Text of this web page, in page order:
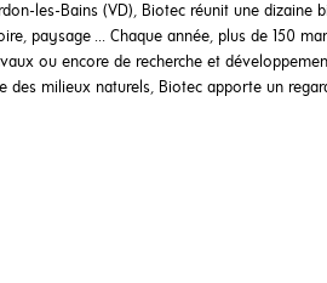
les-Bains (VD), Biotec réunit une
paysage … Chaque année, plus de 150
ou encore de recherche et
milieux naturels, Biotec apporte un